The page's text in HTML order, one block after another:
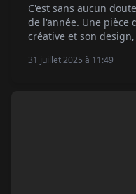
C'est sans aucun
de l'année. Une pièce
créative et son
MB&F Serpenti, qui
31 juillet 2025 à 11:49